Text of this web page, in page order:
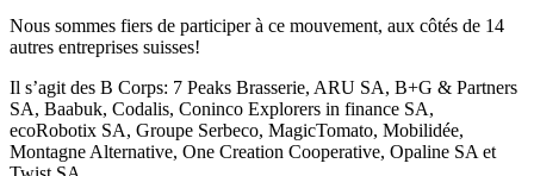
Nous sommes fiers de participer à ce mouvement, aux côtés de 14
autres entreprises suisses!
Il s’agit des B Corps: 7 Peaks Brasserie, ARU SA, B+G & Partners
SA, Baabuk, Codalis, Coninco Explorers in finance SA,
ecoRobotix SA, Groupe Serbeco, MagicTomato, Mobilidée,
Montagne Alternative, One Creation Cooperative, Opaline SA et